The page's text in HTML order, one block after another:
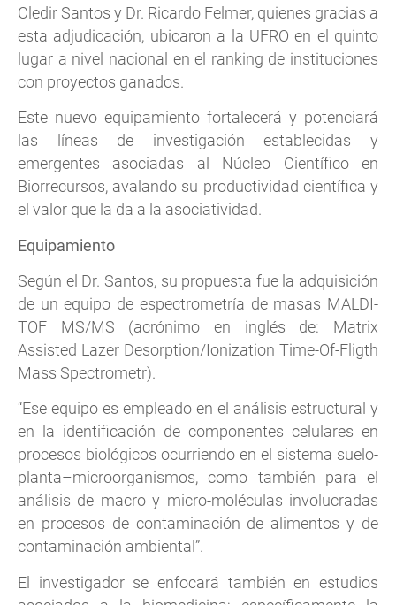
Cledir Santos y Dr. Ricardo Felmer, quienes gracias a
esta adjudicación, ubicaron a la UFRO en el quinto
lugar a nivel nacional en el ranking de instituciones
con proyectos ganados.
Este nuevo equipamiento fortalecerá y potenciará
las líneas de investigación establecidas y
emergentes asociadas al Núcleo Científico en
Biorrecursos, avalando su productividad científica y
el valor que la da a la asociatividad.
Equipamiento
Según el Dr. Santos, su propuesta fue la adquisición
de un equipo de espectrometría de masas MALDI-
TOF MS/MS (acrónimo en inglés de: Matrix
Assisted Lazer Desorption/Ionization Time-Of-Fligth
Mass Spectrometr).
“Ese equipo es empleado en el análisis estructural y
en la identificación de componentes celulares en
procesos biológicos ocurriendo en el sistema suelo-
planta–microorganismos, como también para el
análisis de macro y micro-moléculas involucradas
en procesos de contaminación de alimentos y de
contaminación ambiental”.
El investigador se enfocará también en estudios